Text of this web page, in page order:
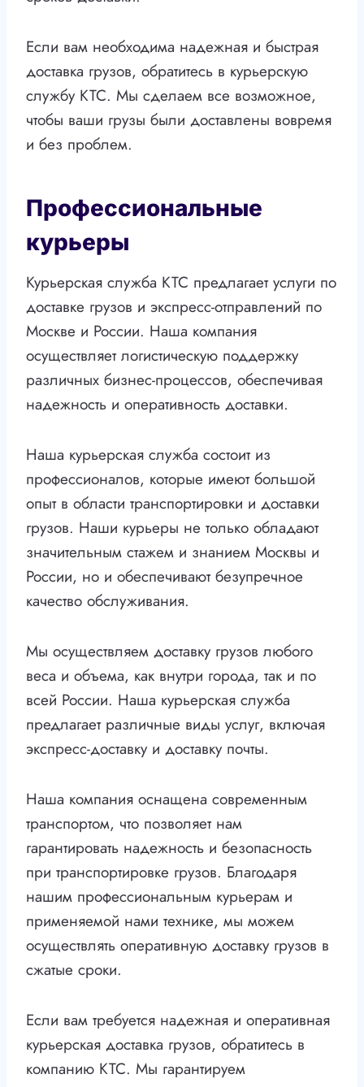
Если вам необходима надежная и быстрая
доставка грузов, обратитесь в курьерскую
службу КТС. Мы сделаем все возможное,
чтобы ваши грузы были доставлены вовремя
и без проблем.
Профессиональные
курьеры
Курьерская служба КТС предлагает услуги по
доставке грузов и экспресс-отправлений по
Москве и России. Наша компания
осуществляет логистическую поддержку
различных бизнес-процессов, обеспечивая
надежность и оперативность доставки.
Наша курьерская служба состоит из
профессионалов, которые имеют большой
опыт в области транспортировки и доставки
грузов. Наши курьеры не только обладают
значительным стажем и знанием Москвы и
России, но и обеспечивают безупречное
качество обслуживания.
Мы осуществляем доставку грузов любого
веса и объема, как внутри города, так и по
всей России. Наша курьерская служба
предлагает различные виды услуг, включая
экспресс-доставку и доставку почты.
Наша компания оснащена современным
транспортом, что позволяет нам
гарантировать надежность и безопасность
при транспортировке грузов. Благодаря
нашим профессиональным курьерам и
применяемой нами технике, мы можем
осуществлять оперативную доставку грузов в
сжатые сроки.
Если вам требуется надежная и оперативная
курьерская доставка грузов, обратитесь в
компанию КТС. Мы гарантируем